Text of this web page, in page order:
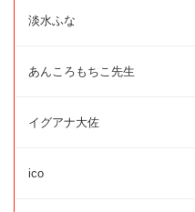
淡水ふな
あんころもちこ先生
イグアナ大佐
ico